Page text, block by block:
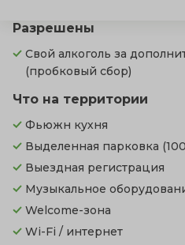
Разрешены
Свой алкоголь за
(пробковый сбор)
Что на территории
Фьюжн кухня
Выделенная парковка
Выездная регистрация
Музыкальное
Welcome-зона
Wi-Fi / интернет